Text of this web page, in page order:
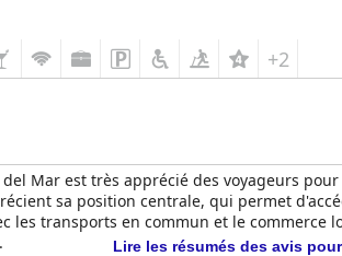
+2
del Mar est très apprécié des voyageurs
sa position centrale, qui permet
les transports en commun et le
Lire les résumés des avis